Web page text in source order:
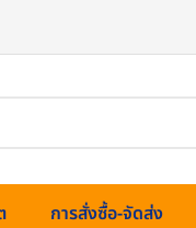
การสั่งซื้อ-จัดส่ง